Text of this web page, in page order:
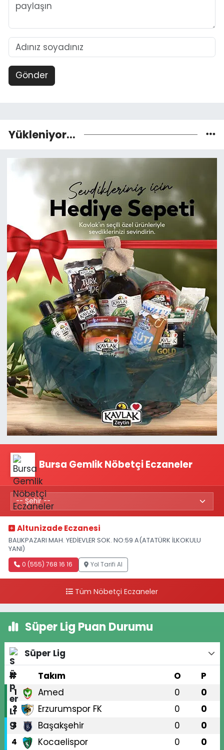
Gönder
Yükleniyor...
Bursa Gemlik Nöbetçi Eczaneler
Altunizade Eczanesi
BALIKPAZARI MAH. YEDİEVLER SOK. NO:59 A(ATATÜRK İLKOKULU
YANI)
0 (555) 768 16 16 Yol Tarifi Al
Tüm Nöbetçi Eczaneler
Süper Lig Puan Durumu
Süper Lig
#
Takım O P
1 Amed 0 0
2 Erzurumspor FK 0 0
3 Başakşehir 0 0
4 Kocaelispor 0 0